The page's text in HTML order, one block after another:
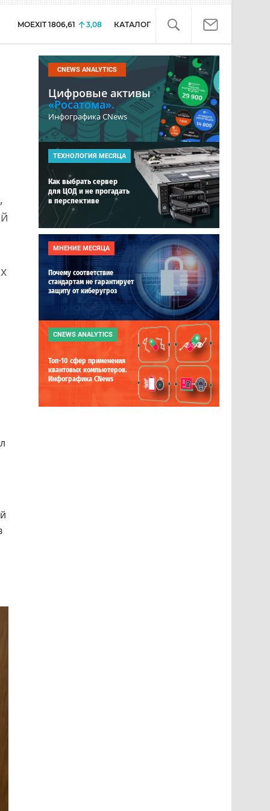
MOEXIT 1806,61 3,08 КАТАЛОГ
CNEWS ANALYTICS
Цифровые активы
«Росатома».
Инфографика CNews
ТЕХНОЛОГИЯ МЕСЯЦА
Как выбрать сервер
для ЦОД и не прогадать
в перспективе
МНЕНИЕ МЕСЯЦА
Почему соответствие
стандартам не гарантирует
защиту от киберугроз
CNEWS ANALYTICS
Топ-10 сфер применения
квантовых компьютеров.
Инфографика CNews